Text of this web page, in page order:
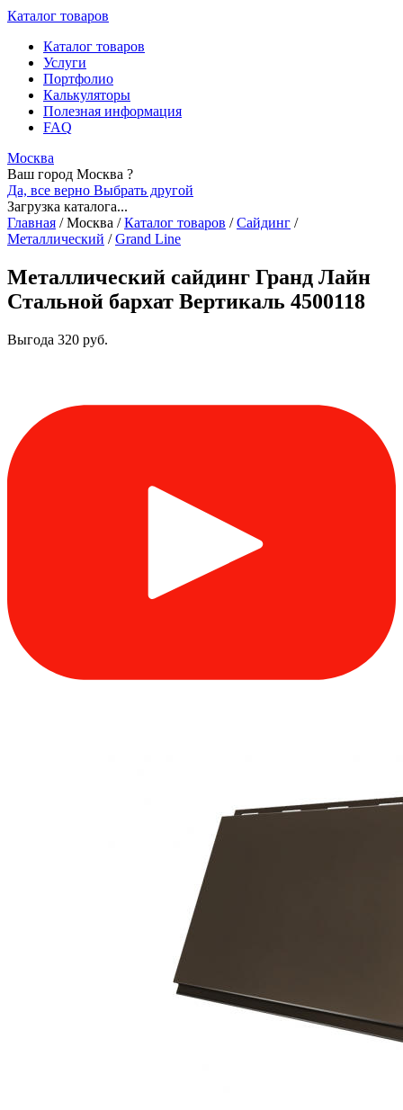
Каталог товаров
Каталог товаров
Услуги
Портфолио
Калькуляторы
Полезная информация
FAQ
Москва
Ваш город Москва ?
Да, все верно Выбрать другой
Загрузка каталога...
Главная /Москва / Каталог товаров / Сайдинг /
Металлический / Grand Line
Металлический сайдинг Гранд Лайн
Стальной бархат Вертикаль 4500118
Выгода 320 руб.